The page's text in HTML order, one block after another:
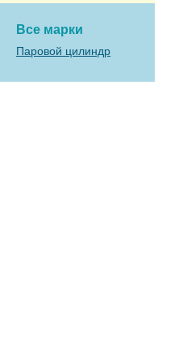
Все марки
Паровой цилиндр